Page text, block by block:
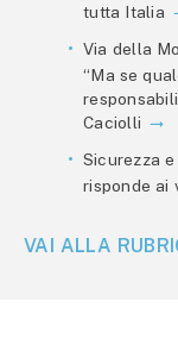
tutta Italia
Via della
“Ma se
Caciolli
Sicurezza
risponde ai
VAI ALLA